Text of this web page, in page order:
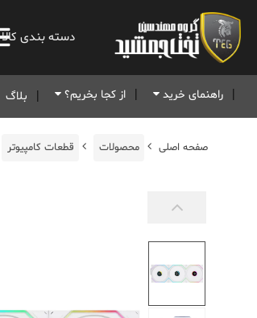
دسته بندی کالا
راهنمای خرید از کجا بخریم؟ بلاگ
صفحه اصلی محصولات قطعات کامپیوتر